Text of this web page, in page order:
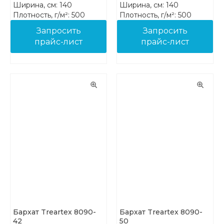
Ширина, см: 140
Плотность, г/м²: 500
Запросить
прайс-лист
Ширина, см: 140
Плотность, г/м²: 500
Запросить
прайс-лист
Бархат Treartex 8090-
42
Бархат Treartex 8090-
50